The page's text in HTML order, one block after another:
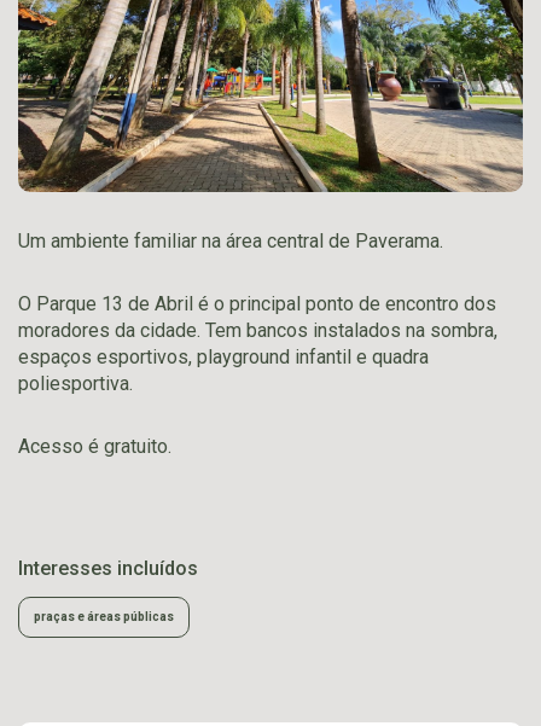
Um ambiente familiar na área central de Paverama.
O Parque 13 de Abril é o principal ponto de encontro dos
moradores da cidade. Tem bancos instalados na sombra,
espaços esportivos, playground infantil e quadra
poliesportiva.
Acesso é gratuito.
Interesses incluídos
praças e áreas públicas